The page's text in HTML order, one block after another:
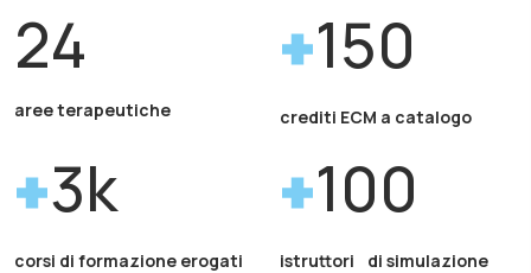
24
aree terapeutiche
150
crediti ECM a catalogo
3k
corsi di formazione erogati
100
istruttori di simulazione